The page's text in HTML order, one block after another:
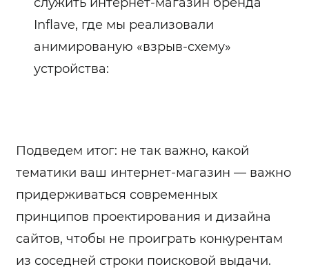
Inflave, где мы реализовали
анимированую «взрыв-схему»
устройства:
Подведем итог: не так важно, какой
тематики ваш интернет-магазин — важно
придерживаться современных
принципов проектирования и дизайна
сайтов, чтобы не проиграть конкурентам
из соседней строки поисковой выдачи.